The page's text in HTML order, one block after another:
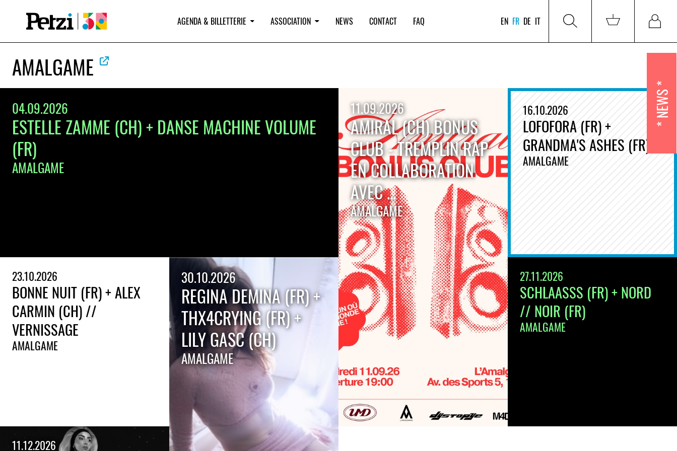
AGENDA & BILLETTERIE ASSOCIATION NEWS CONTACT FAQ EN FR DE IT
AMALGAME
04.09.2026
ESTELLE ZAMME (CH) + DANSE MACHINE VOLUME
(FR)
AMALGAME
11.09.2026
AMIRAL (CH) BONUS
CLUB - TREMPLIN RAP
EN COLLABORATION
AVEC ...
AMALGAME
16.10.2026
LOFOFORA (FR) +
GRANDMA'S ASHES (FR)
AMALGAME
23.10.2026
BONNE NUIT (FR) + ALEX
CARMIN (CH) //
VERNISSAGE
AMALGAME
30.10.2026
REGINA DEMINA (FR) +
THX4CRYING (FR) +
LILY GASC (CH)
AMALGAME
27.11.2026
SCHLAASSS (FR) + NORD
// NOIR (FR)
AMALGAME
11.12.2026
NEWS